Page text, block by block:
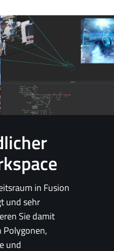
in Fusion
und sehr
Sie damit
und